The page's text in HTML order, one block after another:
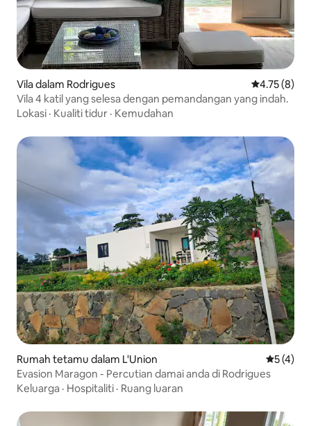
Vila dalam Rodrigues Penarafan
4.75 (8)
Vila 4 katil yang selesa dengan pemandangan yang indah.
Lokasi · Kualiti tidur · Kemudahan
Rumah tetamu dalam L'Union
5 (4)
Evasion Maragon - Percutian damai anda di Rodrigues
Keluarga · Hospitaliti · Ruang luaran